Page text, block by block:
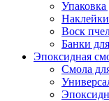
Упаковка
Наклейки
Воск
Банки
Эпоксидная
Смола